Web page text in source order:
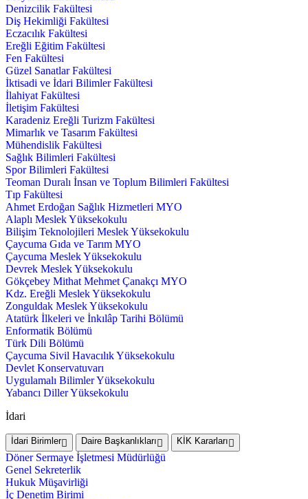
Denizcilik Fakültesi
Diş Hekimliği Fakültesi
Eczacılık Fakültesi
Ereğli Eğitim Fakültesi
Fen Fakültesi
Güzel Sanatlar Fakültesi
İktisadi ve İdari Bilimler Fakültesi
İlahiyat Fakültesi
İletişim Fakültesi
Karadeniz Ereğli Turizm Fakültesi
Mimarlık ve Tasarım Fakültesi
Mühendislik Fakültesi
Sağlık Bilimleri Fakültesi
Spor Bilimleri Fakültesi
Teoman Duralı İnsan ve Toplum Bilimleri Fakültesi
Tıp Fakültesi
Ahmet Erdoğan Sağlık Hizmetleri MYO
Alaplı Meslek Yüksekokulu
Bilişim Teknolojileri Meslek Yüksekokulu
Çaycuma Gıda ve Tarım MYO
Çaycuma Meslek Yüksekokulu
Devrek Meslek Yüksekokulu
Gökçebey Mithat Mehmet Çanakçı MYO
Kdz. Ereğli Meslek Yüksekokulu
Zonguldak Meslek Yüksekokulu
Atatürk İlkeleri ve İnkılâp Tarihi Bölümü
Enformatik Bölümü
Türk Dili Bölümü
Çaycuma Sivil Havacılık Yüksekokulu
Devlet Konservatuvarı
Uygulamalı Bilimler Yüksekokulu
Yabancı Diller Yüksekokulu
İdari
İdari Birimler Daire Başkanlıkları KİK Kararları
Döner Sermaye İşletmesi Müdürlüğü
Genel Sekreterlik
Hukuk Müşavirliği
İç Denetim Birimi